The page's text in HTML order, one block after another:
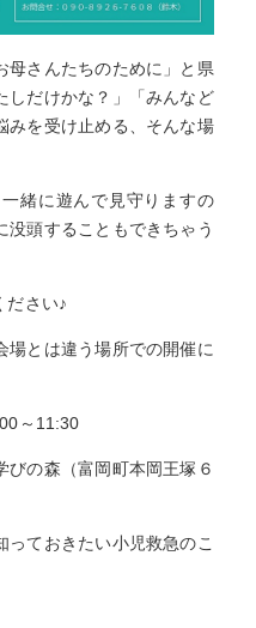
母さんたちのために」と県
しだけかな？」「みんなど
みを受け止める、そんな場
緒に遊んで見守りますの
没頭することもできちゃう
ださい♪
とは違う場所での開催に
～11:30
の森（富岡町本岡王塚６
ておきたい小児救急のこ